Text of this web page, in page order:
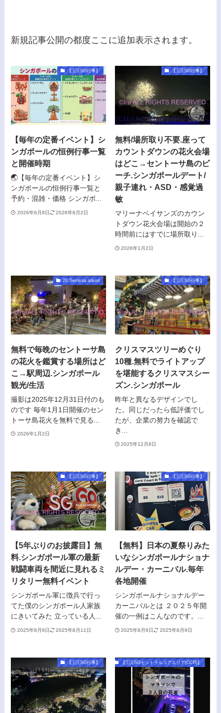
新規記事公開の都度ここに追加表示されます。
【🇸🇬SG行事】
【毎年の定番イベント】シ
ンガポールの恒例行事一覧
と開催時期
🌏【毎年の定番イベント】シ
ンガポールの恒例行事一覧と
予約・混雑・価格 シンガポ...
2026年6月8日 2026年8月2日
【🇸🇬SG行事】
無料/場所取り不要.座って
カウントダウンの花火会場
はどこ→セントーサ島のビ
ーチ.シンガポールデート/
親子連れ・ASD・感覚過
敏
マリーナベイサンズのカウン
トダウン花火会場は開始の２
時間前にはすでに場所取り...
2026年1月2日
20:Sentosa island
無料で毎晩のセントーサ島
の花火を鑑賞する場所はど
こ→駅周辺.シンガポール
観光/生活
撮影は2025年12月31日付のも
のです 毎年1月1日開催のセン
トーサ島花火を無料で見る...
2026年1月2日
【🇸🇬SG行事】
クリスマスツリーめぐり
10種.無料でライトアップ
を堪能するクリスマスシー
ズン.シンガポール
昨年と異なるデザインでし
た。同じだったら低評価でし
たが、企業の努力を確認で
き...
2025年12月8日
【🇸🇬SG行事】
【5年ぶりのお披露目】無
料.シンガポール軍の最新
戦闘車両を間近に見れるミ
リタリー無料イベント
シンガポール軍に徴兵で行っ
てた僕のシンガポール人家族
にきいてみた 立っている人...
2025年8月9日 2025年8月11日
【🇸🇬SG行事】
【無料】日本の夏祭りみた
いなシンガポールナショナ
ルデー・カーニバル.毎年
各地開催
シンガポールナショナルデー
カーニバルとは ２０２５年開
催の一例はこんなのです。...
2025年8月6日 2025年8月9日
【🇸🇬SG行事】 【🇸🇬SGセントラルコアエリア(CCR)】